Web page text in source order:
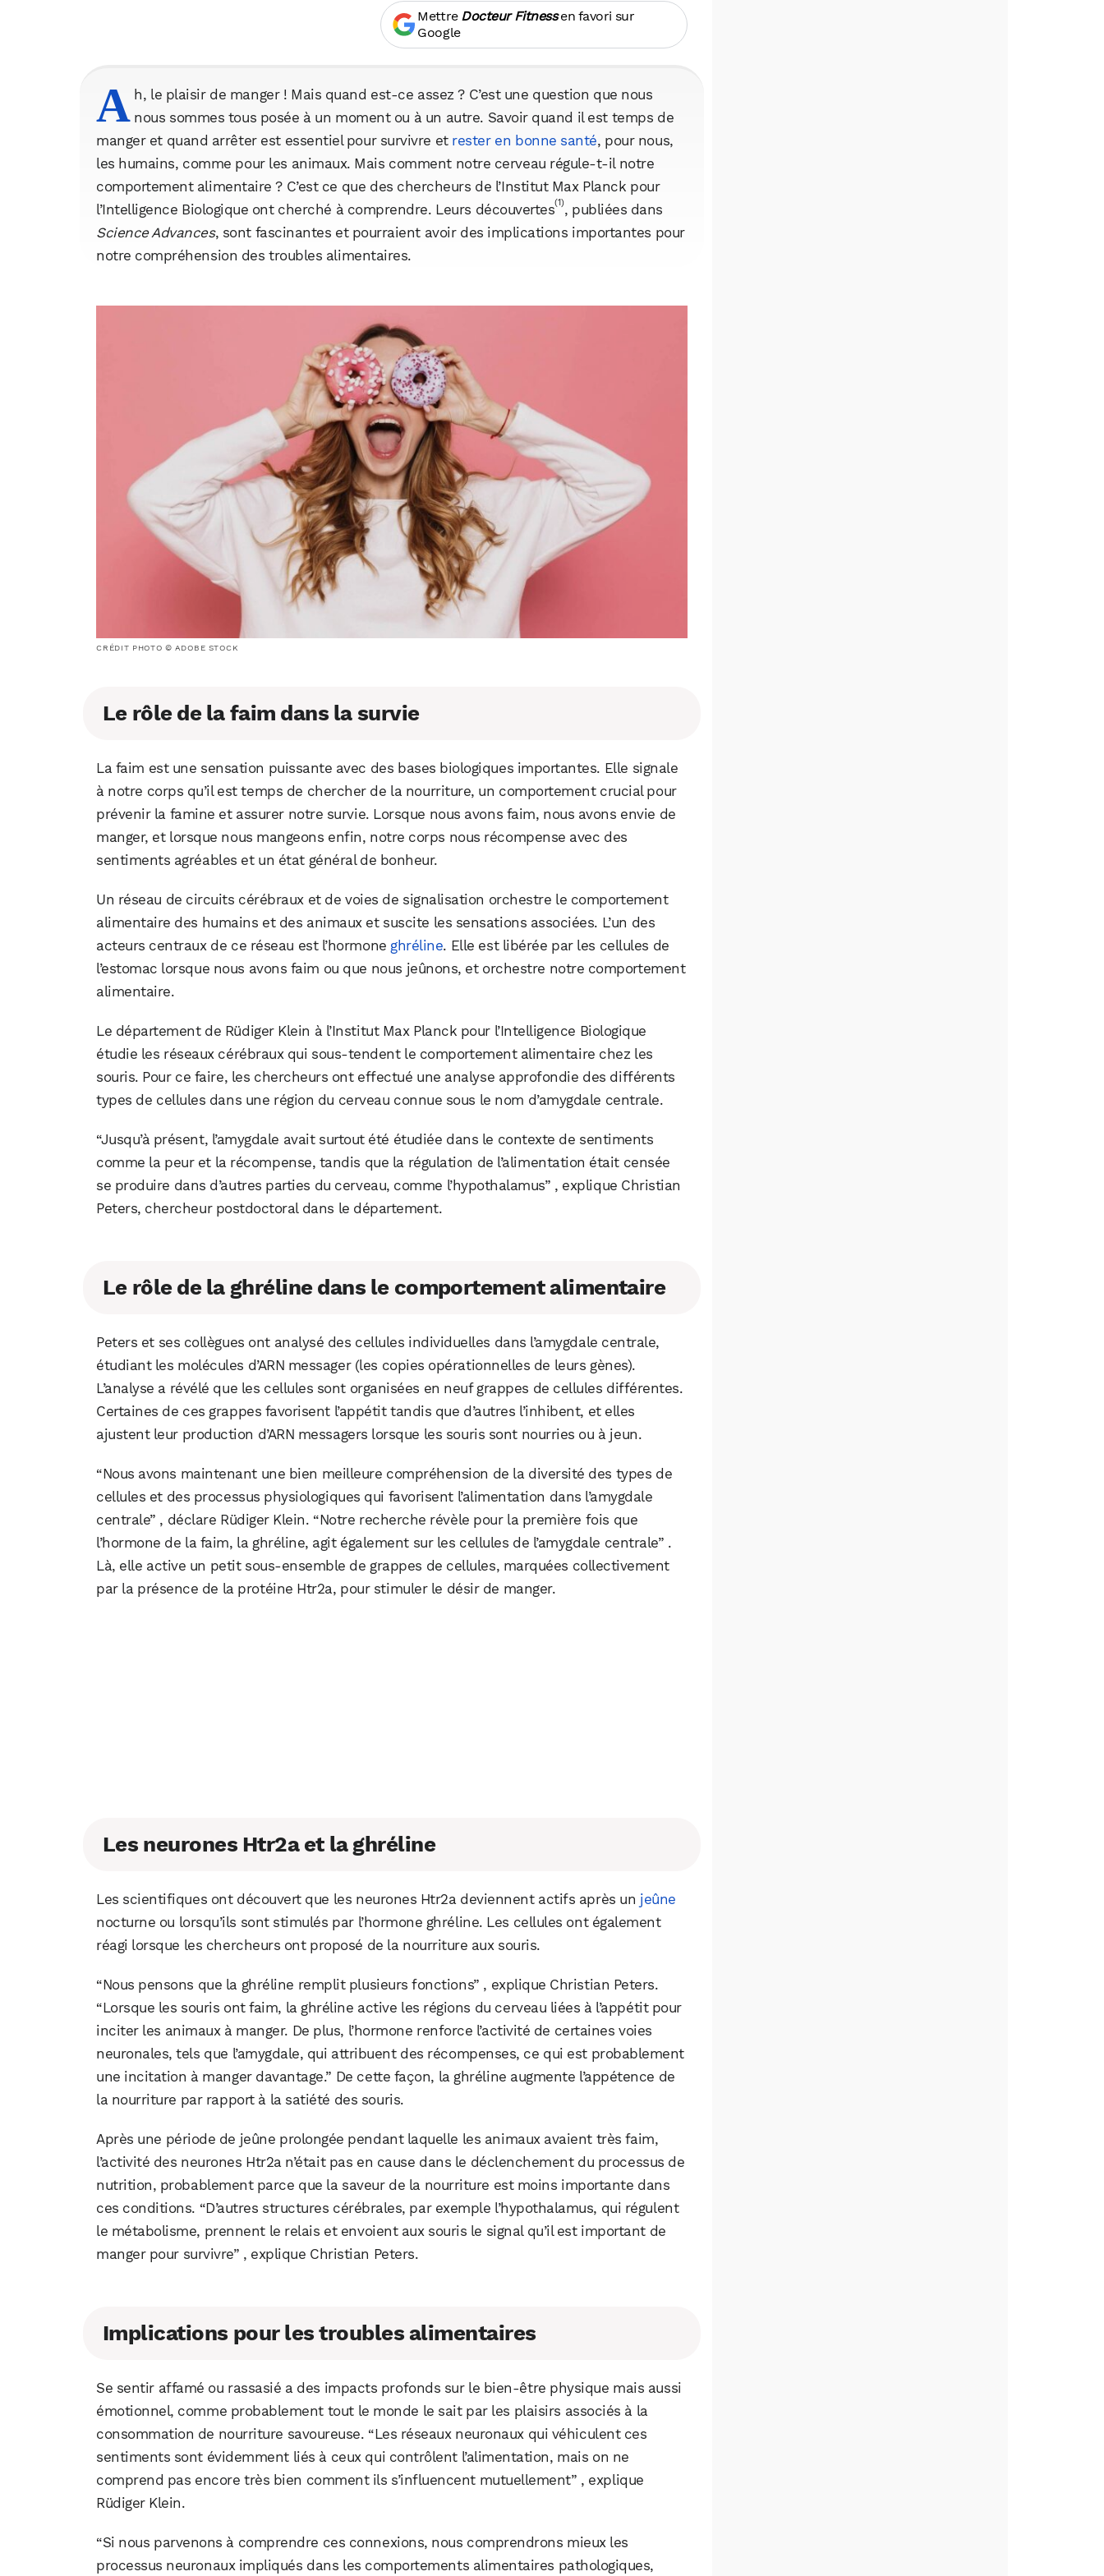
Mettre Docteur Fitnessen favori sur
Google
A h, le plaisir de manger ! Mais quand est-ce assez ? C’est une question que nous
nous sommes tous posée à un moment ou à un autre. Savoir quand il est temps de
manger et quand arrêter est essentiel pour survivre et rester en bonne santé, pour nous,
les humains, comme pour les animaux. Mais comment notre cerveau régule-t-il notre
comportement alimentaire ? C’est ce que des chercheurs de l’Institut Max Planck pour
l’Intelligence Biologique ont cherché à comprendre. Leurs découvertes(1), publiées dans
Science Advances, sont fascinantes et pourraient avoir des implications importantes pour
notre compréhension des troubles alimentaires.
CRÉDIT PHOTO © ADOBE STOCK
Le rôle de la faim dans la survie
La faim est une sensation puissante avec des bases biologiques importantes. Elle signale
à notre corps qu’il est temps de chercher de la nourriture, un comportement crucial pour
prévenir la famine et assurer notre survie. Lorsque nous avons faim, nous avons envie de
manger, et lorsque nous mangeons enfin, notre corps nous récompense avec des
sentiments agréables et un état général de bonheur.
Un réseau de circuits cérébraux et de voies de signalisation orchestre le comportement
alimentaire des humains et des animaux et suscite les sensations associées. L’un des
acteurs centraux de ce réseau est l’hormone ghréline. Elle est libérée par les cellules de
l’estomac lorsque nous avons faim ou que nous jeûnons, et orchestre notre comportement
alimentaire.
Le département de Rüdiger Klein à l’Institut Max Planck pour l’Intelligence Biologique
étudie les réseaux cérébraux qui sous-tendent le comportement alimentaire chez les
souris. Pour ce faire, les chercheurs ont effectué une analyse approfondie des différents
types de cellules dans une région du cerveau connue sous le nom d’amygdale centrale.
“Jusqu’à présent, l’amygdale avait surtout été étudiée dans le contexte de sentiments
comme la peur et la récompense, tandis que la régulation de l’alimentation était censée
se produire dans d’autres parties du cerveau, comme l’hypothalamus” , explique Christian
Peters, chercheur postdoctoral dans le département.
Le rôle de la ghréline dans le comportement alimentaire
Peters et ses collègues ont analysé des cellules individuelles dans l’amygdale centrale,
étudiant les molécules d’ARN messager (les copies opérationnelles de leurs gènes).
L’analyse a révélé que les cellules sont organisées en neuf grappes de cellules différentes.
Certaines de ces grappes favorisent l’appétit tandis que d’autres l’inhibent, et elles
ajustent leur production d’ARN messagers lorsque les souris sont nourries ou à jeun.
“Nous avons maintenant une bien meilleure compréhension de la diversité des types de
cellules et des processus physiologiques qui favorisent l’alimentation dans l’amygdale
centrale” , déclare Rüdiger Klein. “Notre recherche révèle pour la première fois que
l’hormone de la faim, la ghréline, agit également sur les cellules de l’amygdale centrale” .
Là, elle active un petit sous-ensemble de grappes de cellules, marquées collectivement
par la présence de la protéine Htr2a, pour stimuler le désir de manger.
Les neurones Htr2a et la ghréline
Les scientifiques ont découvert que les neurones Htr2a deviennent actifs après un jeûne
nocturne ou lorsqu’ils sont stimulés par l’hormone ghréline. Les cellules ont également
réagi lorsque les chercheurs ont proposé de la nourriture aux souris.
“Nous pensons que la ghréline remplit plusieurs fonctions” , explique Christian Peters.
“Lorsque les souris ont faim, la ghréline active les régions du cerveau liées à l’appétit pour
inciter les animaux à manger. De plus, l’hormone renforce l’activité de certaines voies
neuronales, tels que l’amygdale, qui attribuent des récompenses, ce qui est probablement
une incitation à manger davantage.” De cette façon, la ghréline augmente l’appétence de
la nourriture par rapport à la satiété des souris.
Après une période de jeûne prolongée pendant laquelle les animaux avaient très faim,
l’activité des neurones Htr2a n’était pas en cause dans le déclenchement du processus de
nutrition, probablement parce que la saveur de la nourriture est moins importante dans
ces conditions. “D’autres structures cérébrales, par exemple l’hypothalamus, qui régulent
le métabolisme, prennent le relais et envoient aux souris le signal qu’il est important de
manger pour survivre” , explique Christian Peters.
Implications pour les troubles alimentaires
Se sentir affamé ou rassasié a des impacts profonds sur le bien-être physique mais aussi
émotionnel, comme probablement tout le monde le sait par les plaisirs associés à la
consommation de nourriture savoureuse. “Les réseaux neuronaux qui véhiculent ces
sentiments sont évidemment liés à ceux qui contrôlent l’alimentation, mais on ne
comprend pas encore très bien comment ils s’influencent mutuellement” , explique
Rüdiger Klein.
“Si nous parvenons à comprendre ces connexions, nous comprendrons mieux les
processus neuronaux impliqués dans les comportements alimentaires pathologiques,
Facebook X LinkedIn